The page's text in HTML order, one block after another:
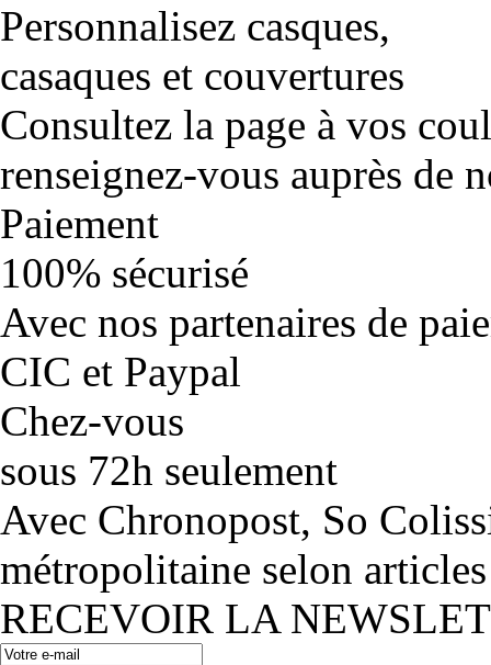
Personnalisez casques,
casaques et couvertures
Consultez la page à vos
renseignez-vous auprès de
Paiement
100% sécurisé
Avec nos partenaires de
CIC et Paypal
Chez-vous
sous 72h seulement
Avec Chronopost, So
métropolitaine selon
RECEVOIR LA